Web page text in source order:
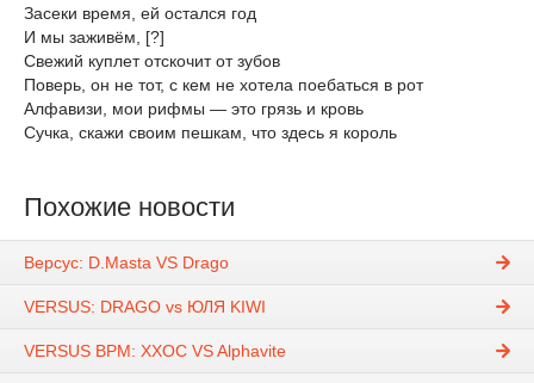
Засеки время, ей остался год
И мы заживём, [?]
Свежий куплет отскочит от зубов
Поверь, он не тот, с кем не хотела поебаться в рот
Алфавизи, мои рифмы — это грязь и кровь
Сучка, скажи своим пешкам, что здесь я король
Похожие новости
Версус: D.Masta VS Drago
VERSUS: DRAGO vs ЮЛЯ KIWI
VERSUS BPM: ХХОС VS Alphavite